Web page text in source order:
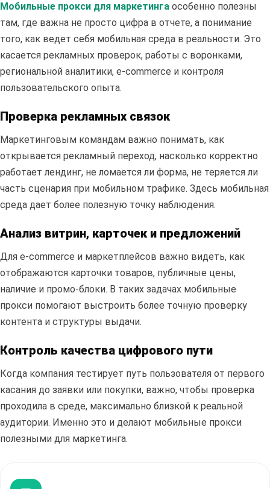
Мобильные прокси для маркетинга особенно полезны
там, где важна не просто цифра в отчете, а понимание
того, как ведет себя мобильная среда в реальности. Это
касается рекламных проверок, работы с воронками,
региональной аналитики, e-commerce и контроля
пользовательского опыта.
Проверка рекламных связок
Маркетинговым командам важно понимать, как
открывается рекламный переход, насколько корректно
работает лендинг, не ломается ли форма, не теряется ли
часть сценария при мобильном трафике. Здесь мобильная
среда дает более полезную точку наблюдения.
Анализ витрин, карточек и предложений
Для e-commerce и маркетплейсов важно видеть, как
отображаются карточки товаров, публичные цены,
наличие и промо-блоки. В таких задачах мобильные
прокси помогают выстроить более точную проверку
контента и структуры выдачи.
Контроль качества цифрового пути
Когда компания тестирует путь пользователя от первого
касания до заявки или покупки, важно, чтобы проверка
проходила в среде, максимально близкой к реальной
аудитории. Именно это и делают мобильные прокси
полезными для маркетинга.